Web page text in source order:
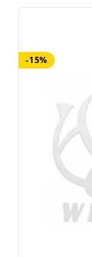
-15%